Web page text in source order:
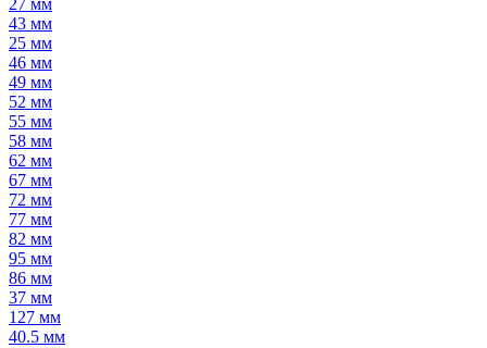
27 мм
43 мм
25 мм
46 мм
49 мм
52 мм
55 мм
58 мм
62 мм
67 мм
72 мм
77 мм
82 мм
95 мм
86 мм
37 мм
127 мм
40.5 мм